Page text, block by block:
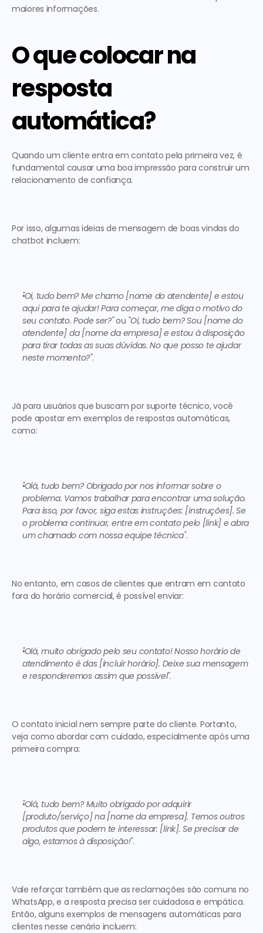
maiores informações.
O que colocar na
resposta
automática?
Quando um cliente entra em contato pela primeira vez, é
fundamental causar uma boa impressão para construir um
relacionamento de confiança.
Por isso, algumas ideias de mensagem de boas vindas do
chatbot incluem:
"Oi, tudo bem? Me chamo [nome do atendente] e estou
aqui para te ajudar! Para começar, me diga o motivo do
seu contato. Pode ser?" ou "Oi, tudo bem? Sou [nome do
atendente] da [nome da empresa] e estou à disposição
para tirar todas as suas dúvidas. No que posso te ajudar
neste momento?".
Já para usuários que buscam por suporte técnico, você
pode apostar em exemplos de respostas automáticas,
como:
"Olá, tudo bem? Obrigado por nos informar sobre o
problema. Vamos trabalhar para encontrar uma solução.
Para isso, por favor, siga estas instruções: [instruções]. Se
o problema continuar, entre em contato pelo [link] e abra
um chamado com nossa equipe técnica".
No entanto, em casos de clientes que entram em contato
fora do horário comercial, é possível enviar:
"Olá, muito obrigado pelo seu contato! Nosso horário de
atendimento é das [incluir horário]. Deixe sua mensagem
e responderemos assim que possível".
O contato inicial nem sempre parte do cliente. Portanto,
veja como abordar com cuidado, especialmente após uma
primeira compra:
"Olá, tudo bem? Muito obrigado por adquirir
[produto/serviço] na [nome da empresa]. Temos outros
produtos que podem te interessar: [link]. Se precisar de
algo, estamos à disposição!".
Vale reforçar também que as reclamações são comuns no
WhatsApp, e a resposta precisa ser cuidadosa e empática.
Então, alguns exemplos de mensagens automáticas para
clientes nesse cenário incluem: